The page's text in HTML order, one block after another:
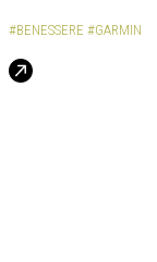
#BENESSERE #GARMIN